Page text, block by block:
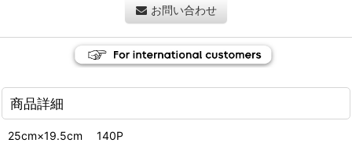
お問い合わせ
商品詳細
25cm×19.5cm 140P